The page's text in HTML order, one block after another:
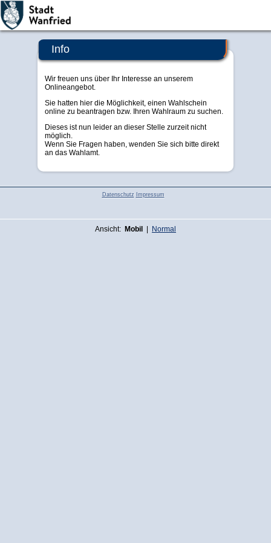
Info
Wir freuen uns über Ihr Interesse an unserem
Onlineangebot.
Sie hatten hier die Möglichkeit, einen Wahlschein
online zu beantragen bzw. Ihren Wahlraum zu suchen.
Dieses ist nun leider an dieser Stelle zurzeit nicht
möglich.
Wenn Sie Fragen haben, wenden Sie sich bitte direkt
an das Wahlamt.
Datenschutz Impressum
Ansicht: Mobil Normal